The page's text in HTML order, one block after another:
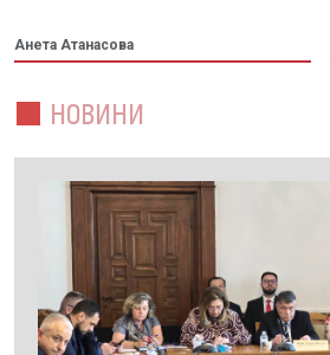
Анета Атанасова
НОВИНИ